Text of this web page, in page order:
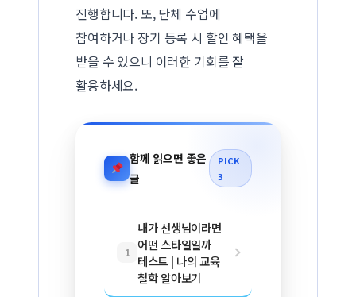
진행합니다. 또, 단체 수업에
참여하거나 장기 등록 시 할인 혜택을
받을 수 있으니 이러한 기회를 잘
활용하세요.
함께 읽으면 좋은
글
PICK
3
1
내가 선생님이라면
어떤 스타일일까
테스트 | 나의 교육
철학 알아보기